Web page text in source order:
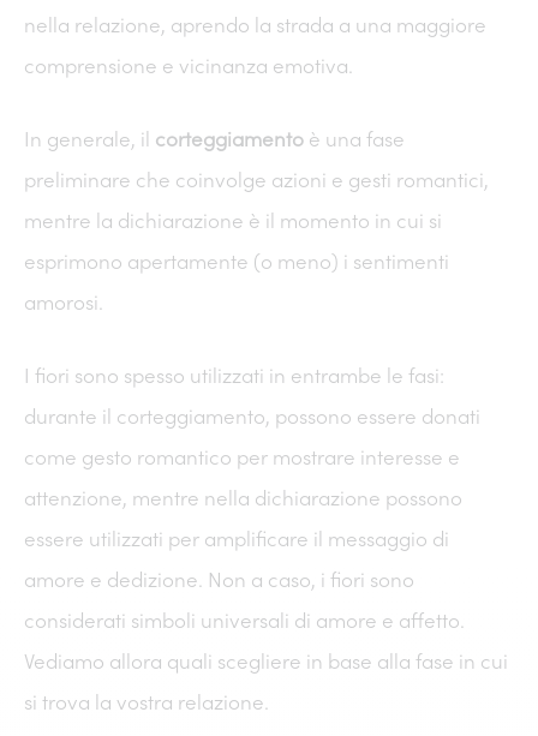
nella relazione, aprendo la strada a una maggiore
comprensione e vicinanza emotiva.
In generale, il corteggiamento è una fase
preliminare che coinvolge azioni e gesti romantici,
mentre la dichiarazione è il momento in cui si
esprimono apertamente (o meno) i sentimenti
amorosi.
I fiori sono spesso utilizzati in entrambe le fasi:
durante il corteggiamento, possono essere donati
come gesto romantico per mostrare interesse e
attenzione, mentre nella dichiarazione possono
essere utilizzati per amplificare il messaggio di
amore e dedizione. Non a caso, i fiori sono
considerati simboli universali di amore e affetto.
Vediamo allora quali scegliere in base alla fase in cui
si trova la vostra relazione.